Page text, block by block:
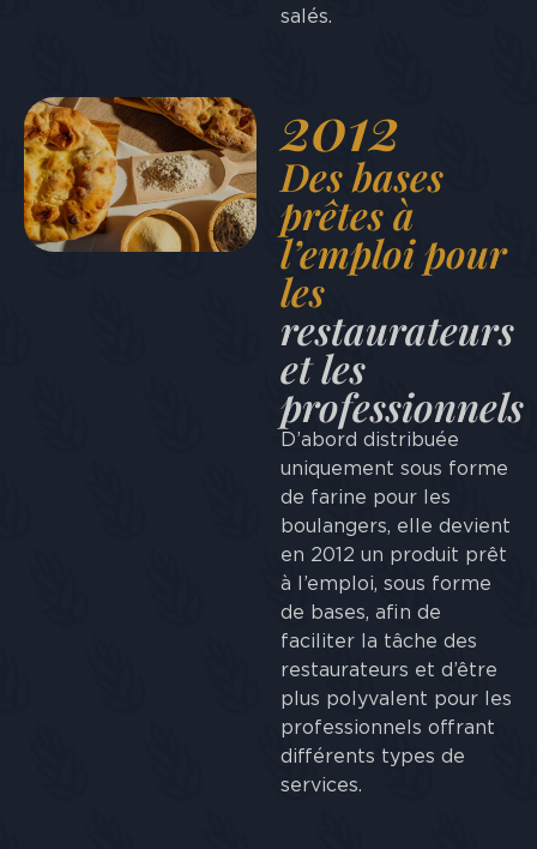
salés.
2012
Des bases
prêtes à
l’emploi pour
les
restaurateurs
et les
professionnels
D’abord distribuée
uniquement sous forme
de farine pour les
boulangers, elle devient
en 2012 un produit prêt
à l’emploi, sous forme
de bases, afin de
faciliter la tâche des
restaurateurs et d’être
plus polyvalent pour les
professionnels offrant
différents types de
services.